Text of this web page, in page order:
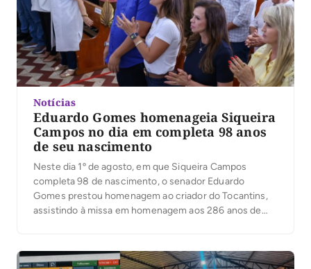
Notícias
Eduardo Gomes homenageia Siqueira
Campos no dia em completa 98 anos
de seu nascimento
Neste dia 1º de agosto, em que Siqueira Campos
completa 98 de nascimento, o senador Eduardo
Gomes prestou homenagem ao criador do Tocantins,
assistindo à missa em homenagem aos 286 anos de
fora do governo, Siqueira Campos […]